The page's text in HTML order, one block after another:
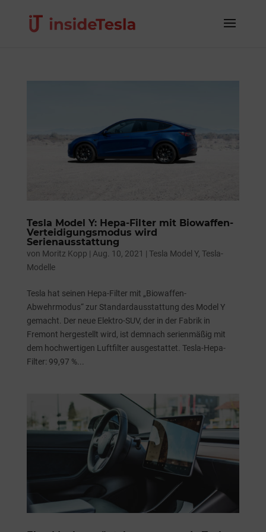
Tesla Model Y: Hepa-Filter mit Biowaffen-
Verteidigungsmodus wird
Serienausstattung
von Moritz Kopp | Aug. 10, 2021 | Tesla Model Y, Tesla-
Modelle
Tesla hat seinen Hepa-Filter mit „Biowaffen-
Abwehrmodus“ zur Standardausstattung des Model Y
gemacht. Der neue Elektro-SUV, der in der Fabrik in
Fremont hergestellt wird, ist demnach serienmäßig mit
dem hochwertigen Luftfilter ausgestattet. Tesla-Hepa-
Filter: 99,97 %...